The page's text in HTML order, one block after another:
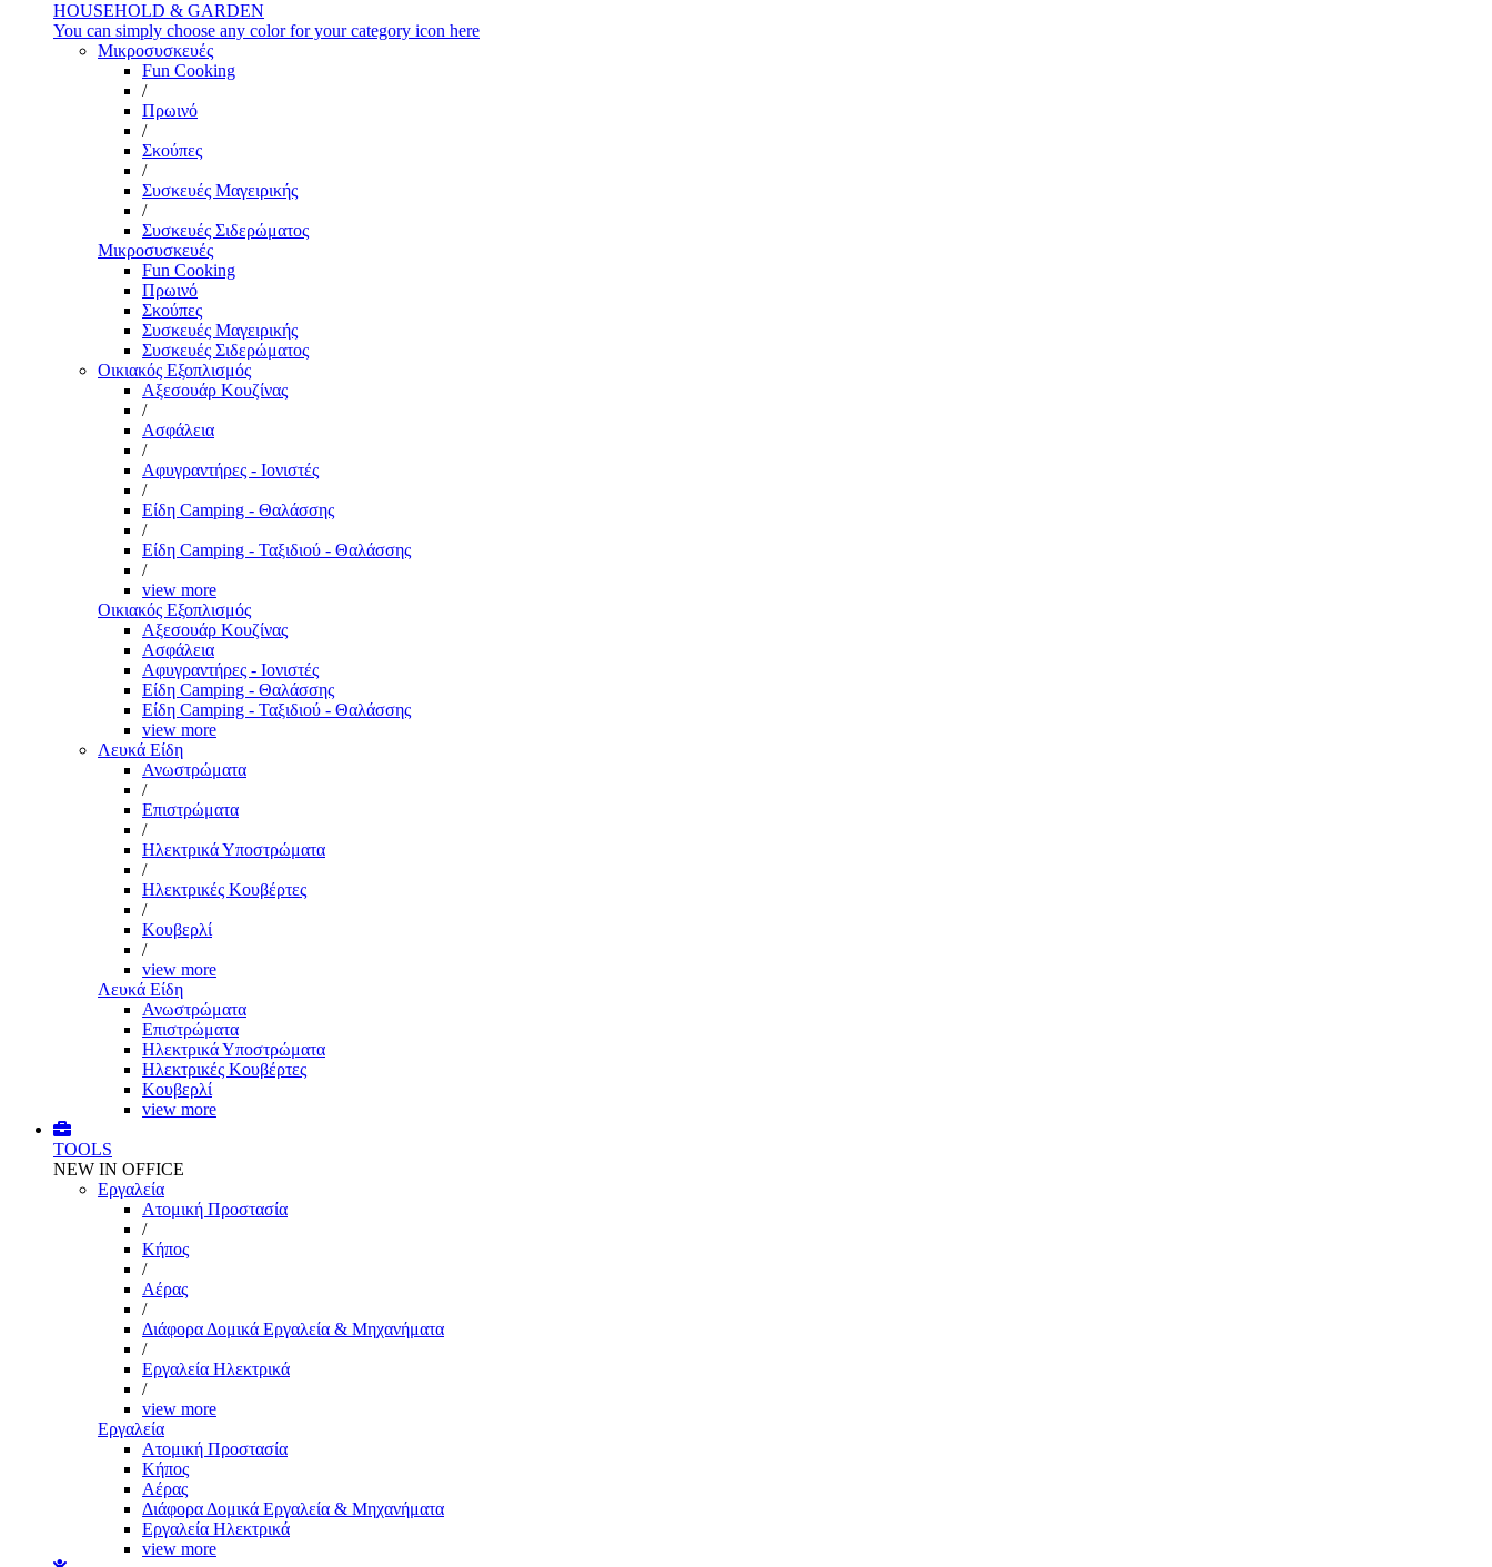
HOUSEHOLD & GARDEN
You can simply choose any color for your category icon here
Μικροσυσκευές
Fun Cooking
/
Πρωινό
/
Σκούπες
/
Συσκευές Μαγειρικής
/
Συσκευές Σιδερώματος
Μικροσυσκευές
Fun Cooking
Πρωινό
Σκούπες
Συσκευές Μαγειρικής
Συσκευές Σιδερώματος
Οικιακός Εξοπλισμός
Αξεσουάρ Κουζίνας
/
Ασφάλεια
/
Αφυγραντήρες - Ιονιστές
/
Είδη Camping - Θαλάσσης
/
Είδη Camping - Ταξιδιού - Θαλάσσης
/
view more
Οικιακός Εξοπλισμός
Αξεσουάρ Κουζίνας
Ασφάλεια
Αφυγραντήρες - Ιονιστές
Είδη Camping - Θαλάσσης
Είδη Camping - Ταξιδιού - Θαλάσσης
view more
Λευκά Είδη
Ανωστρώματα
/
Επιστρώματα
/
Ηλεκτρικά Υποστρώματα
/
Ηλεκτρικές Κουβέρτες
/
Κουβερλί
/
view more
Λευκά Είδη
Ανωστρώματα
Επιστρώματα
Ηλεκτρικά Υποστρώματα
Ηλεκτρικές Κουβέρτες
Κουβερλί
view more
TOOLS
NEW IN OFFICE
Εργαλεία
Aτομική Προστασία
/
Kήπος
/
Αέρας
/
Διάφορα Δομικά Εργαλεία & Μηχανήματα
/
Εργαλεία Ηλεκτρικά
/
view more
Εργαλεία
Aτομική Προστασία
Kήπος
Αέρας
Διάφορα Δομικά Εργαλεία & Μηχανήματα
Εργαλεία Ηλεκτρικά
view more